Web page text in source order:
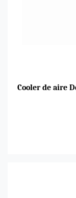
Cooler de aire